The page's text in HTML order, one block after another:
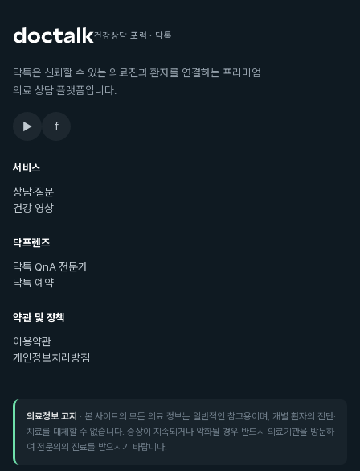
건강상담 포럼 · 닥톡
닥톡은 신뢰할 수 있는 의료진과 환자를 연결하는 프리미엄
의료 상담 플랫폼입니다.
▶ f
서비스
상담·질문
건강 영상
닥프렌즈
닥톡 QnA 전문가
닥톡 예약
약관 및 정책
이용약관
개인정보처리방침
의료정보 고지 · 본 사이트의 모든 의료 정보는 일반적인 참고용이며, 개별 환자의 진단·
치료를 대체할 수 없습니다. 증상이 지속되거나 악화될 경우 반드시 의료기관을 방문하
여 전문의의 진료를 받으시기 바랍니다.